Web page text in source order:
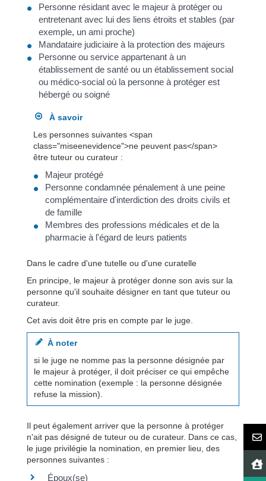
Personne résidant avec le majeur à protéger ou
entretenant avec lui des liens étroits et stables (par
exemple, un ami proche)
Mandataire judiciaire à la protection des majeurs
Personne ou service appartenant à un
établissement de santé ou un établissement social
ou médico-social où la personne à protéger est
hébergé ou soigné
À savoir
Les personnes suivantes <span
class="miseenevidence">ne peuvent pas</span>
être tuteur ou curateur :
Majeur protégé
Personne condamnée pénalement à une peine
complémentaire d'interdiction des droits civils et
de famille
Membres des professions médicales et de la
pharmacie à l'égard de leurs patients
Dans le cadre d'une tutelle ou d'une curatelle
En principe, le majeur à protéger donne son avis sur la
personne qu'il souhaite désigner en tant que tuteur ou
curateur.
Cet avis doit être pris en compte par le juge.
À noter
si le juge ne nomme pas la personne désignée par
le majeur à protéger, il doit préciser ce qui empêche
cette nomination (exemple : la personne désignée
refuse la mission).
Il peut également arriver que la personne à protéger
n'ait pas désigné de tuteur ou de curateur. Dans ce cas,
le juge privilégie la nomination, en premier lieu, des
personnes suivantes :
Époux(se)